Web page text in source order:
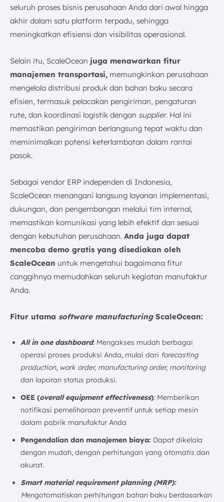
seluruh proses bisnis perusahaan Anda dari awal hingga
akhir dalam satu platform terpadu, sehingga
meningkatkan efisiensi dan visibilitas operasional.
Selain itu, ScaleOcean juga menawarkan fitur
manajemen transportasi, memungkinkan perusahaan
mengelola distribusi produk dan bahan baku secara
efisien, termasuk pelacakan pengiriman, pengaturan
rute, dan koordinasi logistik dengan supplier. Hal ini
memastikan pengiriman berlangsung tepat waktu dan
meminimalkan potensi keterlambatan dalam rantai
pasok.
Sebagai vendor ERP independen di Indonesia,
ScaleOcean menangani langsung layanan implementasi,
dukungan, dan pengembangan melalui tim internal,
memastikan komunikasi yang lebih efektif dan sesuai
dengan kebutuhan perusahaan. Anda juga dapat
mencoba demo gratis yang disediakan oleh
ScaleOcean untuk mengetahui bagaimana fitur
canggihnya memudahkan seluruh kegiatan manufaktur
Anda.
Fitur utama software manufacturingScaleOcean:
All in one dashboard: Mengakses mudah berbagai
operasi proses produksi Anda, mulai dari forecasting
production, work order, manufacturing order, monitoring
dan laporan status produksi.
OEE (overall equipment effectiveness): Memberikan
notifikasi pemeliharaan preventif untuk setiap mesin
dalam pabrik manufaktur Anda
Pengendalian dan manajemen biaya: Dapat dikelola
dengan mudah, dengan perhitungan yang otomatis dan
akurat.
Smart material requirement planning (MRP):
Mengotomatiskan perhitungan bahan baku berdasarkan